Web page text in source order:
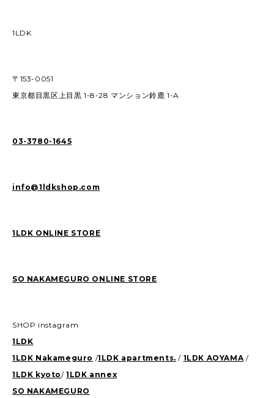
1LDK
〒153-0051
東京都目黒区上目黒 1-8-28 マンション鈴鹿 1-A
03-3780-1645
info@1ldkshop.com
1LDK ONLINE STORE
SO NAKAMEGURO ONLINE STORE
SHOP instagram
1LDK
1LDK Nakameguro /1LDK apartments. / 1LDK AOYAMA /
1LDK kyoto/1LDK annex
SO NAKAMEGURO